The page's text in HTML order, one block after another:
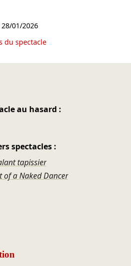
28/01/2026
du spectacle
au hasard :
spectacles :
tapissier
of a Naked Dancer